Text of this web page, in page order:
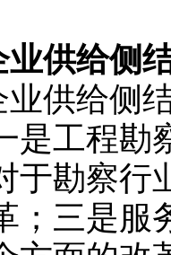
供给侧
供给侧
是工程勘
于勘察行
；三是服